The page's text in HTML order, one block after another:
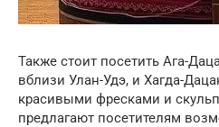
Также стоит посетить Ага-
вблизи Улан-Удэ, и Хагда-
красивыми фресками и
предлагают посетителям